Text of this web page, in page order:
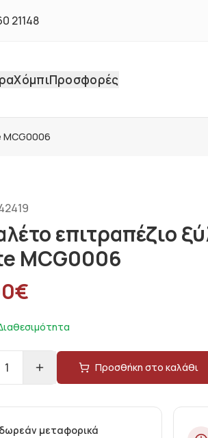
21148
ΧόμπιΠροσφορές
MCG0006
επιτραπέζιο
MCG0006
€
1 Προσθήκη στο καλάθι
δωρεάν μεταφορικά